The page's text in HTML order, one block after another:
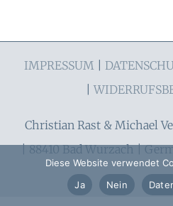
IMPRESSUM
Christian Rast & Michael
| 88410 Bad Wurzach |
Diese Website verwendet
Ja
Nein